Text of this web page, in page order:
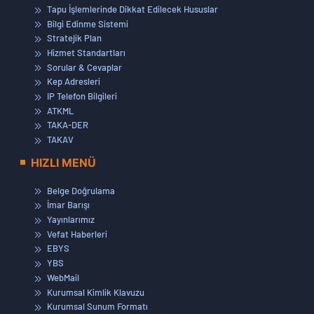
Tapu İşlemlerinde Dikkat Edilecek Hususlar
Bilgi Edinme Sistemi
Stratejik Plan
Hizmet Standartları
Sorular & Cevaplar
Kep Adresleri
IP Telefon Bilgileri
ATKML
TAKA-DER
TAKAV
HIZLI MENÜ
Belge Doğrulama
İmar Barışı
Yayınlarımız
Vefat Haberleri
EBYS
YBS
WebMail
Kurumsal Kimlik Klavuzu
Kurumsal Sunum Formatı